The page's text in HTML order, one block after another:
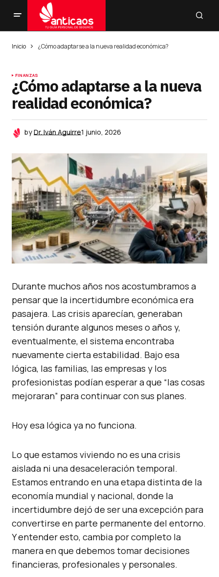
Inicio ¿Cómo adaptarse a la nueva realidad económica?
FINANZAS
¿Cómo adaptarse a la nueva
realidad económica?
byDr. Iván Aguirre1 junio, 2026
Durante muchos años nos acostumbramos a
pensar que la incertidumbre económica era
pasajera. Las crisis aparecían, generaban
tensión durante algunos meses o años y,
eventualmente, el sistema encontraba
nuevamente cierta estabilidad. Bajo esa
lógica, las familias, las empresas y los
profesionistas podían esperar a que “las cosas
mejoraran” para continuar con sus planes.
Hoy esa lógica ya no funciona.
Lo que estamos viviendo no es una crisis
aislada ni una desaceleración temporal.
Estamos entrando en una etapa distinta de la
economía mundial y nacional, donde la
incertidumbre dejó de ser una excepción para
convertirse en parte permanente del entorno.
Y entender esto, cambia por completo la
manera en que debemos tomar decisiones
financieras, profesionales y personales.